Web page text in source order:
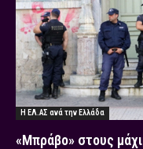
Η ΕΛ.ΑΣ ανά την Ελλάδα
«Μπράβο» στους